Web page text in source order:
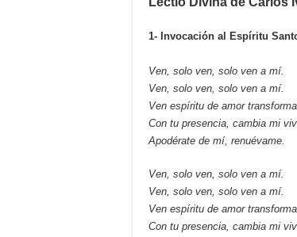
1- Invocación al Espíritu
Ven, solo ven, solo ven a mí.
Ven, solo ven, solo ven a mí.
Ven espíritu de amor
Con tu presencia, cambia mi
Apodérate de mí, renuévame.
Ven, solo ven, solo ven a mí.
Ven, solo ven, solo ven a mí.
Ven espíritu de amor
Con tu presencia, cambia mi